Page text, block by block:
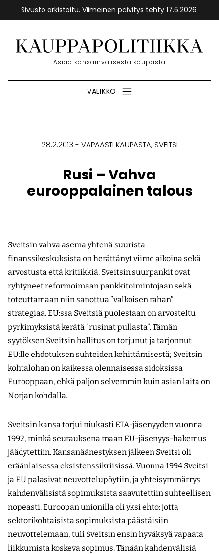
Sivusto arkistoitu. Viimeinen päivitys tehty 17.6.2026.
sisältöön
Etusivu
Asiaa kansainvälisestä kaupasta
VALIKKO
28.2.2013 VAPAASTI KAUPASTA SVEITSI
Rusi – Vahva
eurooppalainen talous
Sveitsin vahva asema yhtenä suurista
finanssikeskuksista on herättänyt viime aikoina sekä
arvostusta että kritiikkiä. Sveitsin suurpankit ovat
ryhtyneet reformoimaan pankkitoimintojaan sekä
toteuttamaan niin sanottua ”valkoisen rahan”
strategiaa. EU:ssa Sveitsiä puolestaan on arvosteltu
pyrkimyksistä kerätä ”rusinat pullasta”. Tämän
syytöksen Sveitsin hallitus on torjunut ja tarjonnut
EU:lle ehdotuksen suhteiden kehittämisestä; Sveitsin
kohtalohan on kaikessa olennaisessa sidoksissa
Eurooppaan, ehkä paljon selvemmin kuin asian laita on
Norjan kohdalla.
Sveitsin kansa torjui niukasti ETA-jäsenyyden vuonna
1992, minkä seurauksena maan EU-jäsenyys-hakemus
jäädytettiin. Kansanäänestyksen jälkeen Sveitsi oli
eräänlaisessa eksistenssikriisissä. Vuonna 1994 Sveitsi
ja EU palasivat neuvottelupöytiin, ja yhteisymmärrys
kahdenvälisistä sopimuksista saavutettiin suhteellisen
nopeasti. Euroopan unionilla oli yksi ehto: jotta
sektorikohtaisista sopimuksista päästäisiin
neuvottelemaan, tuli Sveitsin ensin hyväksyä vapaata
liikkumista koskeva sopimus. Tänään kahdenvälisiä